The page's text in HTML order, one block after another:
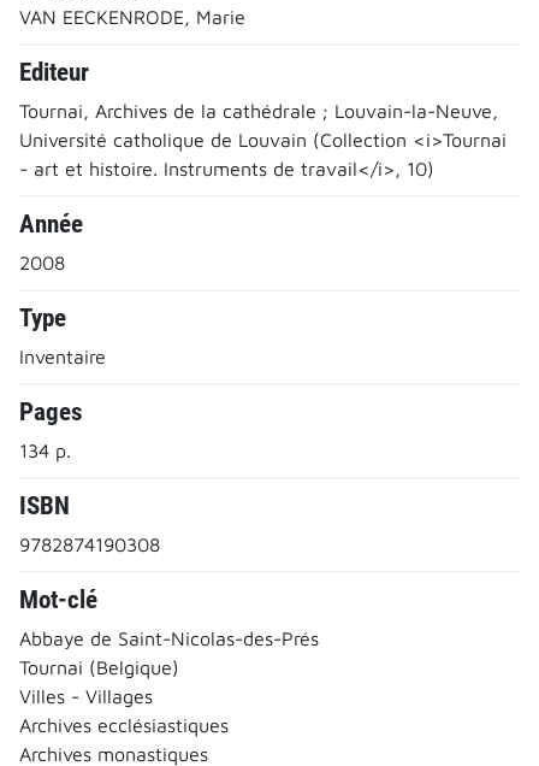
VAN EECKENRODE, Marie
Editeur
Tournai, Archives de la cathédrale ; Louvain-la-Neuve,
Université catholique de Louvain (Collection <i>Tournai
- art et histoire. Instruments de travail</i>, 10)
Année
2008
Type
Inventaire
Pages
134 p.
ISBN
9782874190308
Mot-clé
Abbaye de Saint-Nicolas-des-Prés
Tournai (Belgique)
Villes - Villages
Archives ecclésiastiques
Archives monastiques